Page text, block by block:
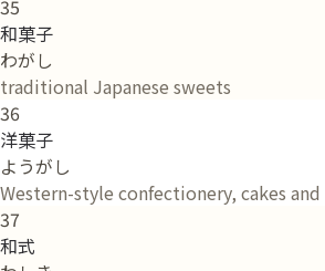
35
和菓子
わがし
traditional Japanese sweets
36
洋菓子
ようがし
Western-style confectionery, cakes
37
和式